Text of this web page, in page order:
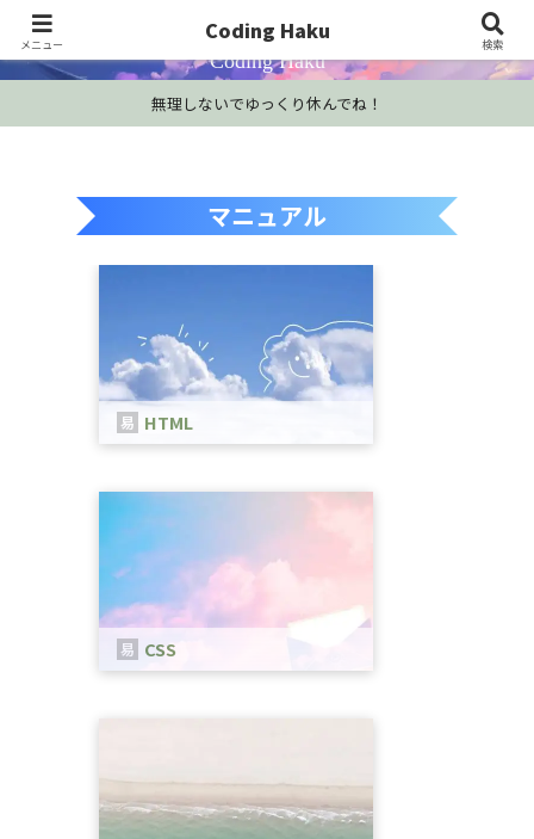
プログラミング学習・開発Tips・技術情報
Coding Haku
無理しないでゆっくり休んでね！
マニュアル
HTML
CSS
メニュー
Coding Haku
検索